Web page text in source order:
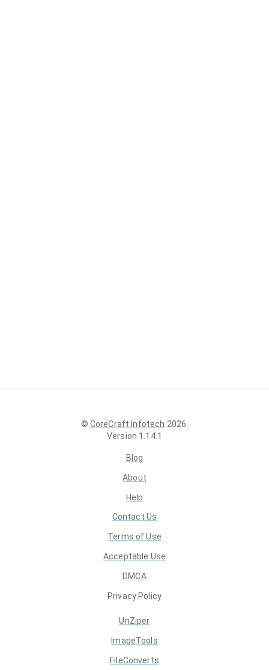
© CoreCraft Infotech 2026
Version 1.14.1
Blog
About
Help
Contact Us
Terms of Use
Acceptable Use
DMCA
Privacy Policy
UnZiper
ImageTools
FileConverts